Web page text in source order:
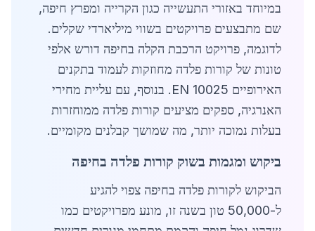
במיוחד באזורי התעשייה כגון הקרייה ומפרץ חיפה,
שם מתבצעים פרויקטים בשווי מיליארדי שקלים.
לדוגמה, פרויקט הרכבת הקלה בחיפה דורש אלפי
טונות של קורות פלדה מחוזקות לעמוד בתקנים
האירופיים EN 10025. בנוסף, עם עליית מחירי
האנרגיה, ספקים מציעים קורות פלדה ממוחזרות
בעלות נמוכה יותר, מה שמושך קבלנים מקומיים.
ביקוש ומגמות בשוק קורות פלדה בחיפה
הביקוש לקורות פלדה בחיפה צפוי להגיע
ל-50,000 טון בשנה זו, מונע מפרויקטים כמו